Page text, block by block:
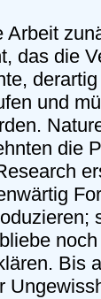
Arbeit
das die
und
die
Bis